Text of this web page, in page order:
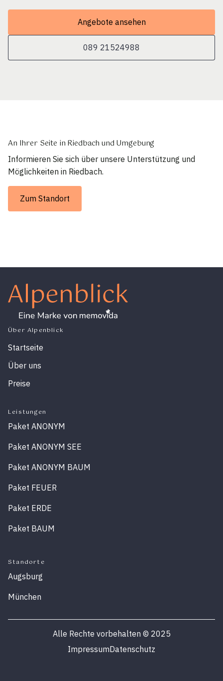
Angebote ansehen
089 21524988
An Ihrer Seite in Riedbach und Umgebung
Informieren Sie sich über unsere Unterstützung und
Möglichkeiten in Riedbach.
Zum Standort
Über Alpenblick
Startseite
Über uns
Preise
Leistungen
Paket ANONYM
Paket ANONYM SEE
Paket ANONYM BAUM
Paket FEUER
Paket ERDE
Paket BAUM
Standorte
Augsburg
München
Alle Rechte vorbehalten © 2025
ImpressumDatenschutz